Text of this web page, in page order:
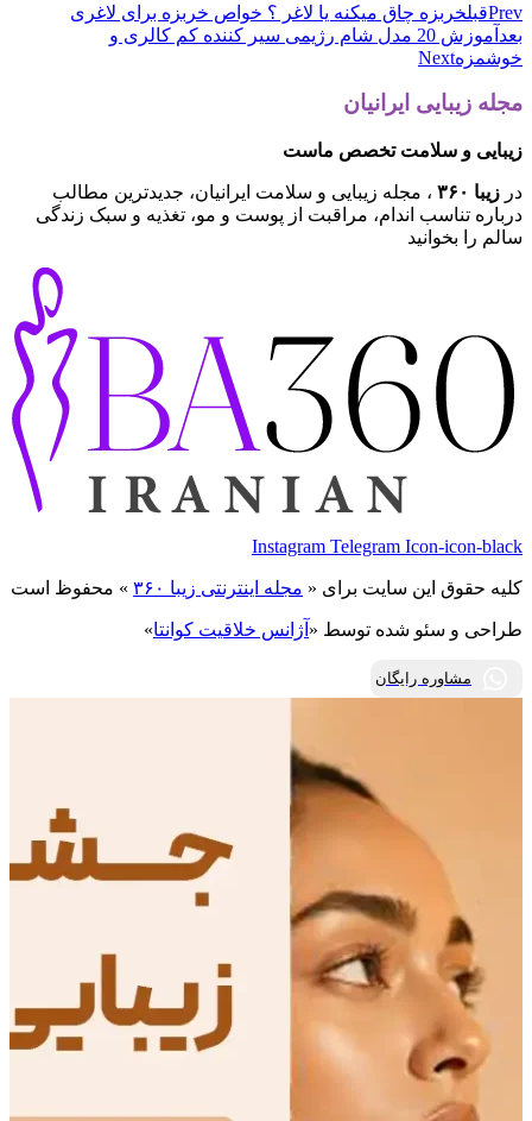
Prevقبلخربزه چاق میکنه یا لاغر ؟ خواص خربزه برای لاغری
بعد
آموزش 20 مدل شام رژیمی سیر کننده کم کالری و
خوشمزهNext
مجله زیبایی ایرانیان
زیبایی و سلامت تخصص ماست
در زیبا ۳۶۰
، مجله زیبایی و سلامت ایرانیان، جدیدترین مطالب
درباره تناسب اندام، مراقبت از پوست و مو، تغذیه و سبک زندگی
سالم را بخوانید
Instagram Telegram Icon-icon-black
کلیه حقوق این سایت برای « مجله اینترنتی زیبا ۳۶۰ » محفوظ است
طراحی و سئو شده توسط « آژانس خلاقیت کوانتا»
مشاوره رایگان